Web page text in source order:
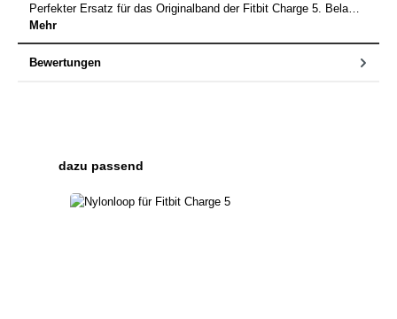
Perfekter Ersatz für das Originalband der Fitbit Charge 5. Bela…
Mehr
Bewertungen
Produktgalerie überspringen
dazu passend